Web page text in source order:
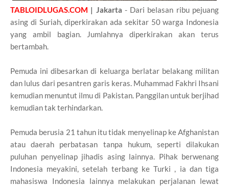
TABLOIDLUGAS.COM | Jakarta - Dari belasan ribu pejuang
asing di Suriah, diperkirakan ada sekitar 50 warga Indonesia
yang ambil bagian. Jumlahnya diperkirakan akan terus
bertambah.
Pemuda ini dibesarkan di keluarga berlatar belakang militan
dan lulus dari pesantren garis keras. Muhammad Fakhri Ihsani
kemudian menuntut ilmu di Pakistan. Panggilan untuk berjihad
kemudian tak terhindarkan.
Pemuda berusia 21 tahun itu tidak menyelinap ke Afghanistan
atau daerah perbatasan tanpa hukum, seperti dilakukan
puluhan penyelinap jihadis asing lainnya. Pihak berwenang
Indonesia meyakini, setelah terbang ke Turki , ia dan tiga
mahasiswa Indonesia lainnya melakukan perjalanan lewat